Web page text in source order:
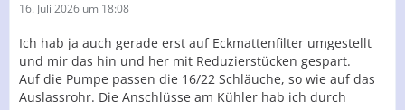
16. Juli 2026 um 18:08
Ich hab ja auch gerade erst auf Eckmattenfilter umgestellt
und mir das hin und her mit Reduzierstücken gespart.
Auf die Pumpe passen die 16/22 Schläuche, so wie auf das
Auslassrohr. Die Anschlüsse am Kühler hab ich durch